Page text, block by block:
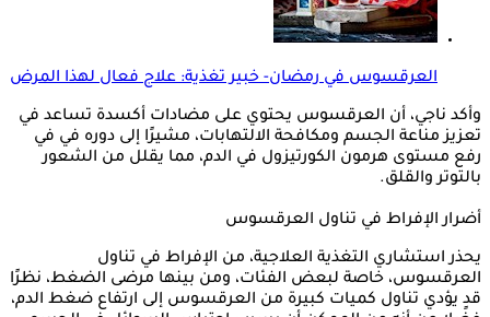
العرقسوس في رمضان- خبير تغذية: علاج فعال لهذا المرض
وأكد ناجي، أن العرقسوس يحتوي على مضادات أكسدة تساعد في
تعزيز مناعة الجسم ومكافحة الالتهابات، مشيرًا إلى دوره في في
رفع مستوى هرمون الكورتيزول في الدم، مما يقلل من الشعور
بالتوتر والقلق.
أضرار الإفراط في تناول العرقسوس
يحذر استشاري التغذية العلاجية، من الإفراط في تناول
العرقسوس، خاصة لبعض الفئات، ومن بينها مرضى الضغط، نظرًا
قد يؤدي تناول كميات كبيرة من العرقسوس إلى ارتفاع ضغط الدم،